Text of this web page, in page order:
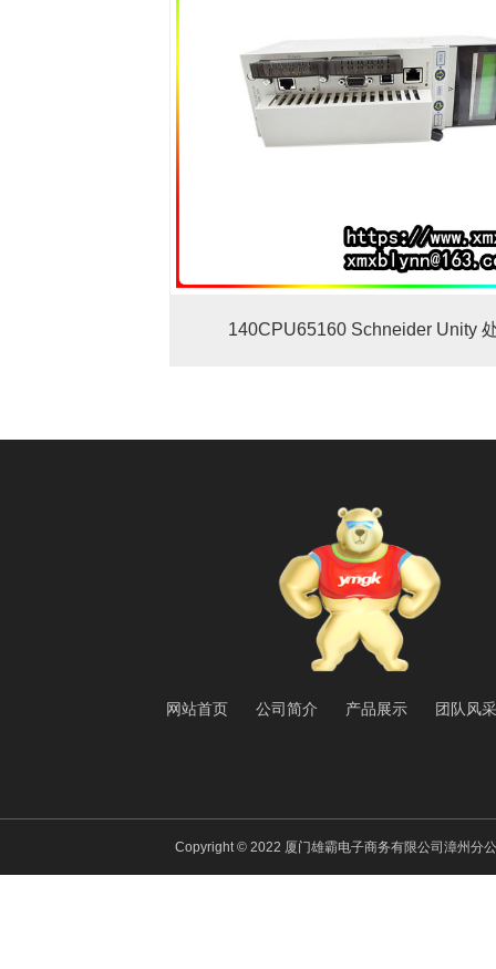
140CPU65160 Schneider Unity
网站首页 公司简介 产品展示 团队风采
Copyright © 2022 厦门雄霸电子商务有限公司漳州分